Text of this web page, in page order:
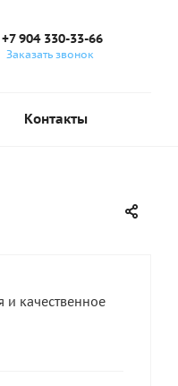
+7 904 330-33-66
Заказать звонок
Контакты
и качественное